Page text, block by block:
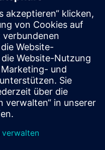
die Produktion der
Flexibilität,
Komponenten sorgen
XBots (Mover),